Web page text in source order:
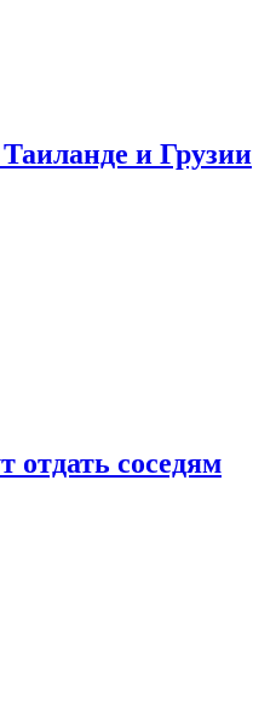
и Грузии
отдать соседям